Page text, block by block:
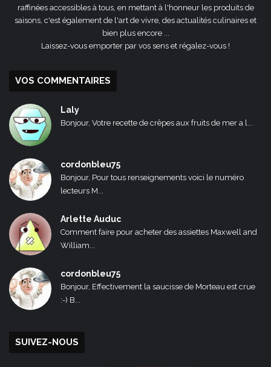
raffinées accessibles à tous, en mettant à l'honneur les produits de
saisons, c'est également de l'art de vivre, des actualités culinaires et
bien plus encore ...
Laissez-vous emporter par vos sens et régalez-vous !
VOS COMMENTAIRES
Laly
Bonjour, Votre recette de crêpes aux fruits de mer a l...
cordonbleu75
Bonjour, Pour tous renseignements voici le numéro
lecteurs M...
Arlette Auduc
Comment faire pour acheter des assiettes Maxwell and
William...
cordonbleu75
Bonjour, Effectivement la saucisse de Morteau est crue
:-) B...
SUIVEZ-NOUS